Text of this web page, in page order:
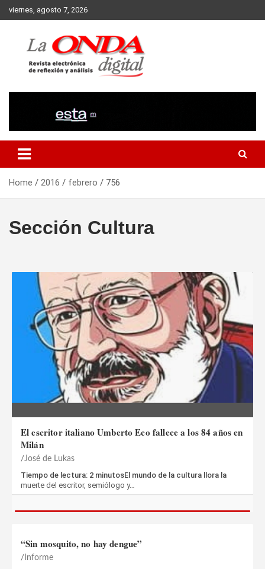
Skip
to
viernes, agosto 7, 2026
Home 2016 febrero 756
El escritor italiano Umberto Eco fallece a los 84 años en
Milán
José de Lukas
Tiempo de lectura: 2 minutosEl mundo de la cultura llora la
muerte del escritor, semiólogo y…
“Sin mosquito, no hay dengue”
Informe